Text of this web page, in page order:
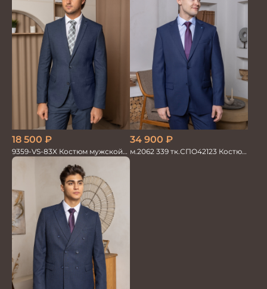
18 500 ₽
9359-VS-83X Костюм мужской
двойка
34 900 ₽
м.2062 339 тк.СПО42123 Костюм